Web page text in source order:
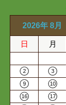
2026年 8月
日 月
2 3
9 10
16 17